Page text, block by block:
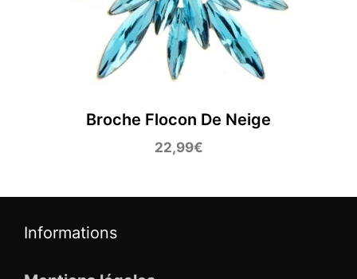
Broche Flocon De Neige
22,99€
Informations